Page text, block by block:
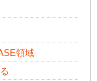
領域